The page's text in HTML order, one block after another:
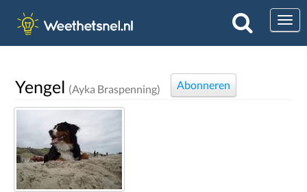
Yengel (Ayka Braspenning) Abonneren